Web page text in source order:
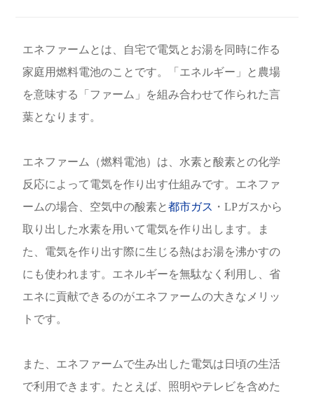
エネファームとは、自宅で電気とお湯を同時に作る
家庭用燃料電池のことです。「エネルギー」と農場
を意味する「ファーム」を組み合わせて作られた言
葉となります。
エネファーム（燃料電池）は、水素と酸素との化学
反応によって電気を作り出す仕組みです。エネファ
ームの場合、空気中の酸素と都市ガス ・LPガスから
取り出した水素を用いて電気を作り出します。ま
た、電気を作り出す際に生じる熱はお湯を沸かすの
にも使われます。エネルギーを無駄なく利用し、省
エネに貢献できるのがエネファームの大きなメリッ
トです。
また、エネファームで生み出した電気は日頃の生活
で利用できます。たとえば、照明やテレビを含めた